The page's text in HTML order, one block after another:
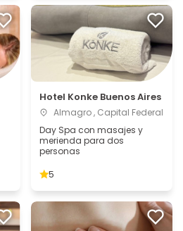
Hotel Konke Buenos Aires
Almagro , Capital Federal
Day Spa con masajes y
merienda para dos
personas
5